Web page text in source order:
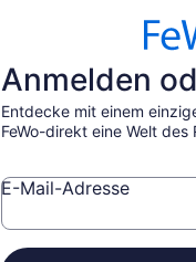
Anmelden
Entdecke mit einem
FeWo-direkt eine Welt des
E-Mail-Adresse